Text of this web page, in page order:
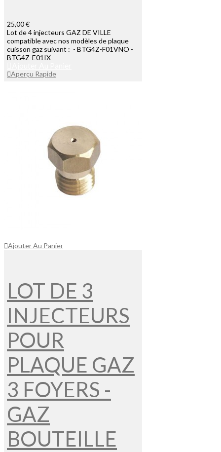
25,00 €
Lot de 4 injecteurs GAZ DE VILLE
compatible avec nos modèles de plaque
cuisson gaz suivant : - BTG4Z-F01VNO -
BTG4Z-E01IX
Aperçu Rapide
Ajouter Au Panier
LOT DE 3
INJECTEURS
POUR
PLAQUE GAZ
3 FOYERS -
GAZ
BOUTEILLE